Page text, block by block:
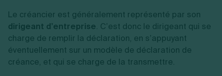
Le créancier est généralement représenté par son
dirigeant d’entreprise. C’est donc le dirigeant qui se
charge de remplir la déclaration, en s’appuyant
éventuellement sur un modèle de déclaration de
créance, et qui se charge de la transmettre.